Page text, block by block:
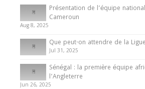
Tout ce que vous devez savoir
d’Afrique des Nations
10 May 2024
Internationales
Présentation de l’équipe
du Cameroun
Présentation de l’équipe
Cameroun
Aug 8, 2025
Que peut-on attendre de la
Jul 31, 2025
Sénégal : la première équipe
l’Angleterre
Jun 26, 2025